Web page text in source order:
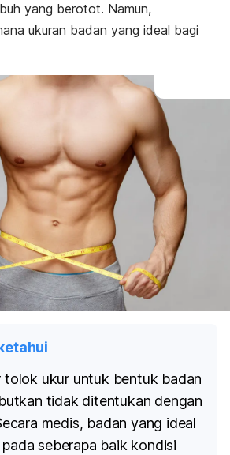
yang berotot. Namun,
ukuran badan yang ideal bagi
tolok ukur untuk bentuk badan
tidak ditentukan dengan
medis, badan yang ideal
seberapa baik kondisi